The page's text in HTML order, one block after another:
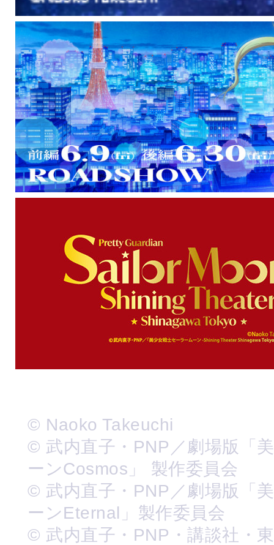
© Naoko Takeuchi
© 武内直子・PNP／劇場版「
ーンCosmos」 製作委員会
© 武内直子・PNP／劇場版「
ーンEternal」製作委員会
© 武内直子・PNP・講談社・